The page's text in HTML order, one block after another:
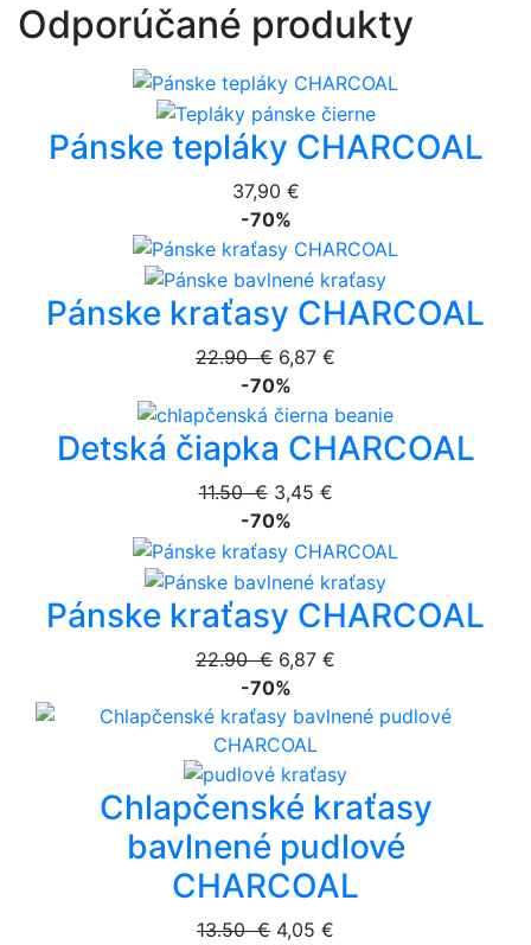
Odporúčané produkty
Pánske tepláky CHARCOAL
37,90 €
-70%
Pánske kraťasy CHARCOAL
22.90 € 6,87 €
-70%
Detská čiapka CHARCOAL
11.50 € 3,45 €
-70%
Pánske kraťasy CHARCOAL
22.90 € 6,87 €
-70%
Chlapčenské kraťasy
bavlnené pudlové
CHARCOAL
13.50 € 4,05 €